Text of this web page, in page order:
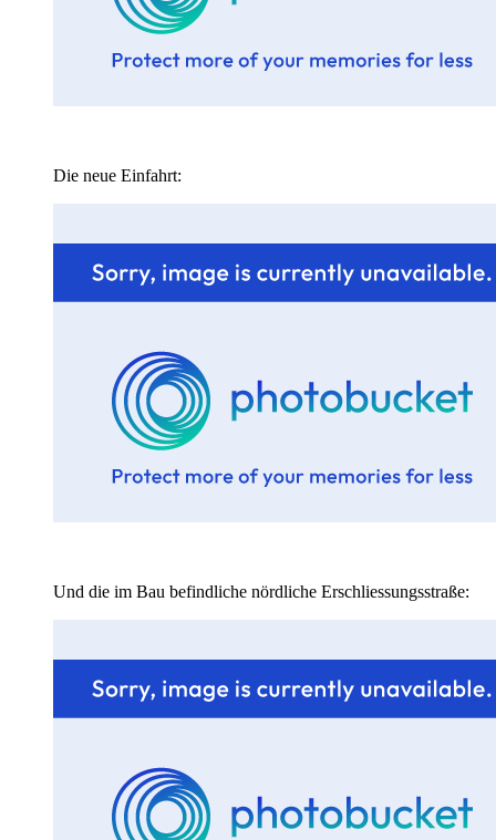
Die neue Einfahrt:
Und die im Bau befindliche nördliche Erschliessungsstraße: